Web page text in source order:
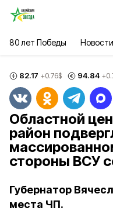
80 лет Победы Новости
82.17 +0.76$ 94.84
Областной
район
стороны ВСУ
Губернатор
места ЧП.